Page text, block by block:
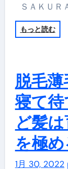
ＳＡＫＵ
もっと読む
脱毛
寝て
ど髪
を極
1月 30, 2022